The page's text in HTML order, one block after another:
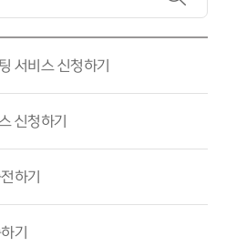
서비스 신청하기
신청하기
하기
기